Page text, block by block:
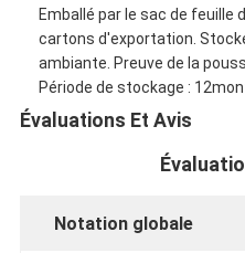
Visite d'usine
Contrôle de qualité
Contactez-nous
Bande adhésive d'isolation
Emballé par le sac de feuille
cartons d'exportation.
ambiante. Preuve de la
Période de stockage :
Évaluations Et Avis
Notation globale